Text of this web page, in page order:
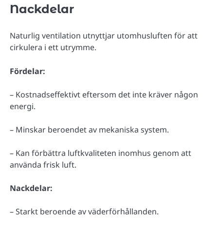
Nackdelar
Naturlig ventilation utnyttjar utomhusluften för att
cirkulera i ett utrymme.
Fördelar:
– Kostnadseffektivt eftersom det inte kräver någon
energi.
– Minskar beroendet av mekaniska system.
– Kan förbättra luftkvaliteten inomhus genom att
använda frisk luft.
Nackdelar:
– Starkt beroende av väderförhållanden.